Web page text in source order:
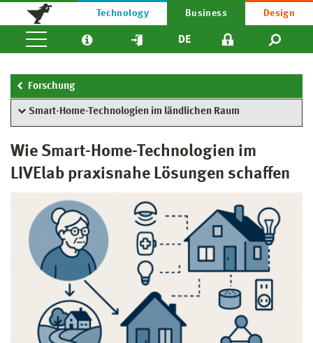
Technology Business Design
DE
Forschung
Smart-Home-Technologien im ländlichen Raum
Wie Smart-Home-Technologien im
LIVElab praxisnahe Lösungen schaffen